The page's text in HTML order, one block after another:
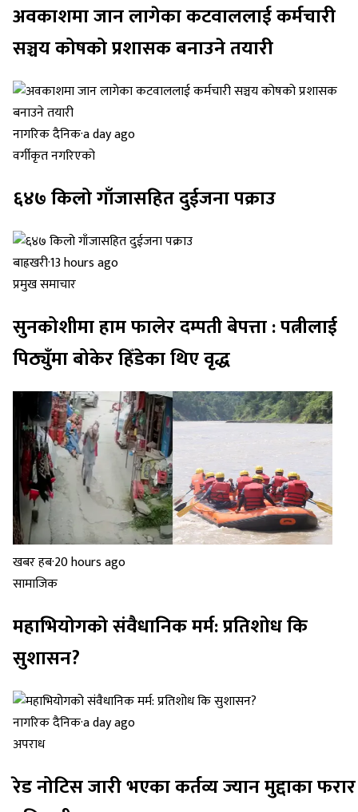
अवकाशमा जान लागेका कटवाललाई कर्मचारी
सञ्चय कोषको प्रशासक बनाउने तयारी
नागरिक दैनिक·a day ago
वर्गीकृत नगरिएको
६४७ किलो गाँजासहित दुईजना पक्राउ
बाह्रखरी·13 hours ago
प्रमुख समाचार
सुनकोशीमा हाम फालेर दम्पती बेपत्ता : पत्नीलाई
पिठ्युँमा बोकेर हिँडेका थिए वृद्ध
खबर हब·20 hours ago
सामाजिक
महाभियोगको संवैधानिक मर्म: प्रतिशोध कि
सुशासन?
नागरिक दैनिक·a day ago
अपराध
रेड नोटिस जारी भएका कर्तव्य ज्यान मुद्दाका फरार